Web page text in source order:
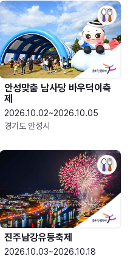
안성맞춤 남사당 바우덕이축
제
2026.10.02~2026.10.05
경기도 안성시
진주남강유등축제
2026.10.03~2026.10.18